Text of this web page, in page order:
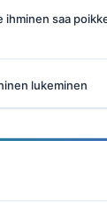
saa
lukeminen